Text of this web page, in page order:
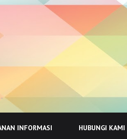
INFORMASI HUBUNGI KAMI